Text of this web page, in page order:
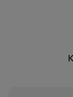
Cena nie zawiera